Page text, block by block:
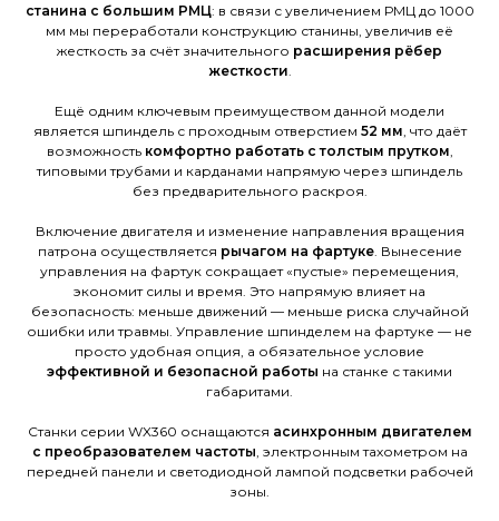
станина с большим РМЦ: в связи с увеличением РМЦ до 1000
мм мы переработали конструкцию станины, увеличив её
жесткость за счёт значительного расширения рёбер
жесткости
Ещё одним ключевым преимуществом данной модели
является шпиндель с проходным отверстием 52 мм , что даёт
возможность комфортно работать с толстым прутком
типовыми трубами и карданами напрямую через шпиндель
без предварительного раскроя.
Включение двигателя и изменение направления вращения
патрона осуществляется рычагом на фартуке. Вынесение
управления на фартук сокращает «пустые» перемещения,
экономит силы и время. Это напрямую влияет на
безопасность: меньше движений — меньше риска случайной
ошибки или травмы. Управление шпинделем на фартуке — не
просто удобная опция, а обязательное условие
эффективной и безопасной работы на станке с такими
габаритами.
Станки серии WX360 оснащаются асинхронным двигателем
c преобразователем частоты , электронным тахометром на
передней панели и светодиодной лампой подсветки рабочей
зоны.